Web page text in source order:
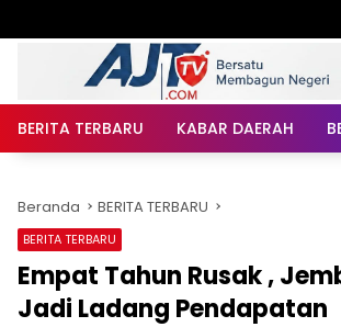
BERITA TERBARU KABAR DAERAH
Beranda BERITA TERBARU
BERITA TERBARU
Empat Tahun Rusak ,
Jadi Ladang Pendapatan